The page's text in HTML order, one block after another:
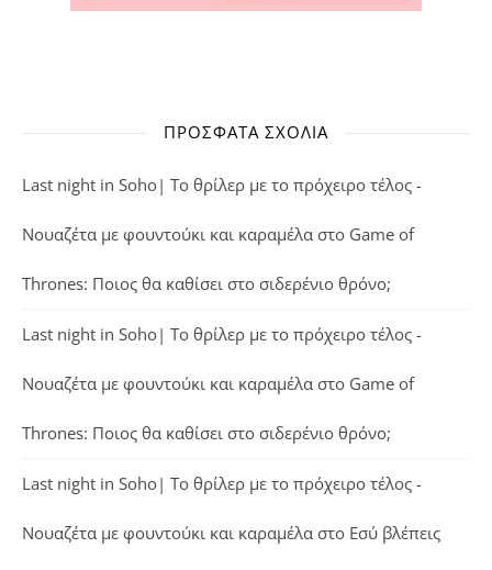
ΠΡΌΣΦΑΤΑ ΣΧΌΛΙΑ
Last night in Soho| Το θρίλερ με το πρόχειρο τέλος -
Νουαζέτα με φουντούκι και καραμέλα στο Game of
Thrones: Ποιος θα καθίσει στο σιδερένιο θρόνο;
Last night in Soho| Το θρίλερ με το πρόχειρο τέλος -
Νουαζέτα με φουντούκι και καραμέλα στο Game of
Thrones: Ποιος θα καθίσει στο σιδερένιο θρόνο;
Last night in Soho| Το θρίλερ με το πρόχειρο τέλος -
Νουαζέτα με φουντούκι και καραμέλα στο Εσύ βλέπεις